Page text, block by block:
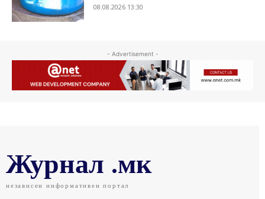
08.08.2026 13:30
- Advertisement -
Журнал .мк
независен информативен портал